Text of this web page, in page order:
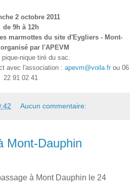
2 octobre 2011
de 9h à 12h
marmottes du site d'Eygliers - Mont-
par l'APEVM
nique tiré du sac.
avec l'association : apevm@voila.frou 06
22 91 02 41
Aucun commentaire:
Mont-Dauphin
à Mont Dauphin le 24